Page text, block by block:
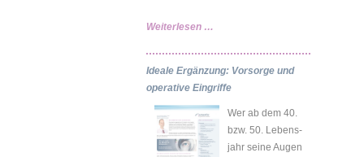
Weiterlesen …
Katarakt-
OP
Ideale Ergänzung: Vorsorge und
operative Eingriffe
Wer ab dem 40.
bzw. 50. Lebens-
jahr seine Augen